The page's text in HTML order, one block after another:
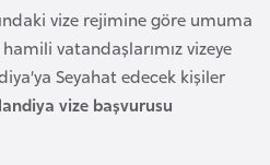
vize rejimine göre umuma
vatandaşlarımız vizeye
Seyahat edecek kişiler
vize başvurusu